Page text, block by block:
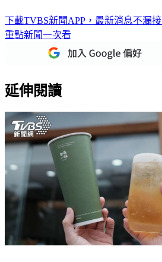
下載TVBS新聞APP，最新消息不漏接
重點新聞一次看
延伸閱讀